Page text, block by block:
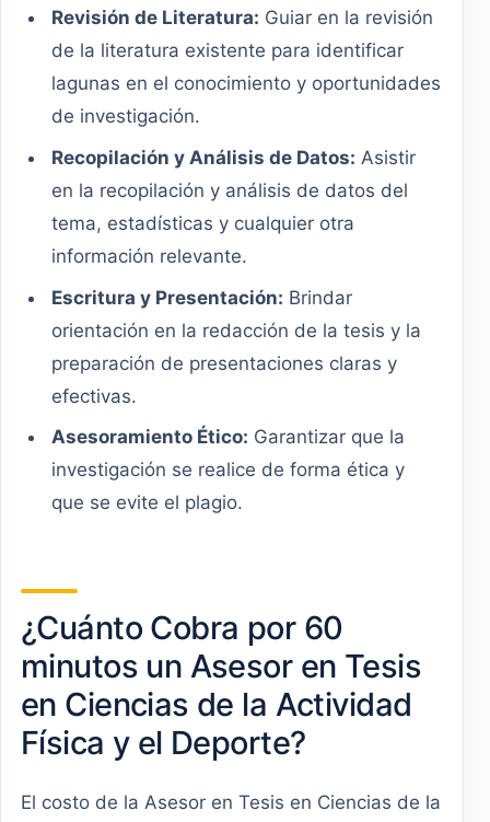
Revisión de Literatura: Guiar en la revisión
de la literatura existente para identificar
lagunas en el conocimiento y oportunidades
de investigación.
Recopilación y Análisis de Datos: Asistir
en la recopilación y análisis de datos del
tema, estadísticas y cualquier otra
información relevante.
Escritura y Presentación: Brindar
orientación en la redacción de la tesis y la
preparación de presentaciones claras y
efectivas.
Asesoramiento Ético: Garantizar que la
investigación se realice de forma ética y
que se evite el plagio.
¿Cuánto Cobra por 60
minutos un Asesor en Tesis
en Ciencias de la Actividad
Física y el Deporte?
El costo de la Asesor en Tesis en Ciencias de la